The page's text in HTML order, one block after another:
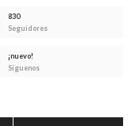
830
Seguidores
¡nuevo!
Síguenos